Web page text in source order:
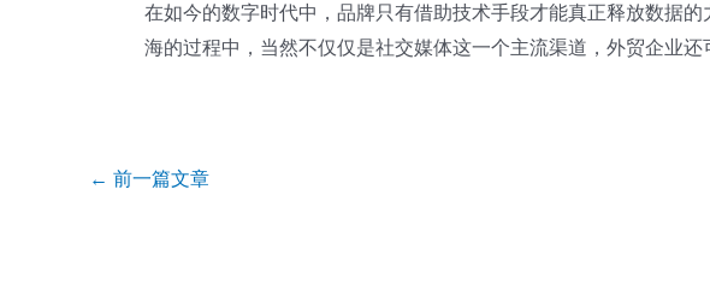
在如今的数字时代中，品牌只有借助技术手段才能真正释放数据
海的过程中，当然不仅仅是社交媒体这一个主流渠道，外贸企业还
Post
← 前一篇文章